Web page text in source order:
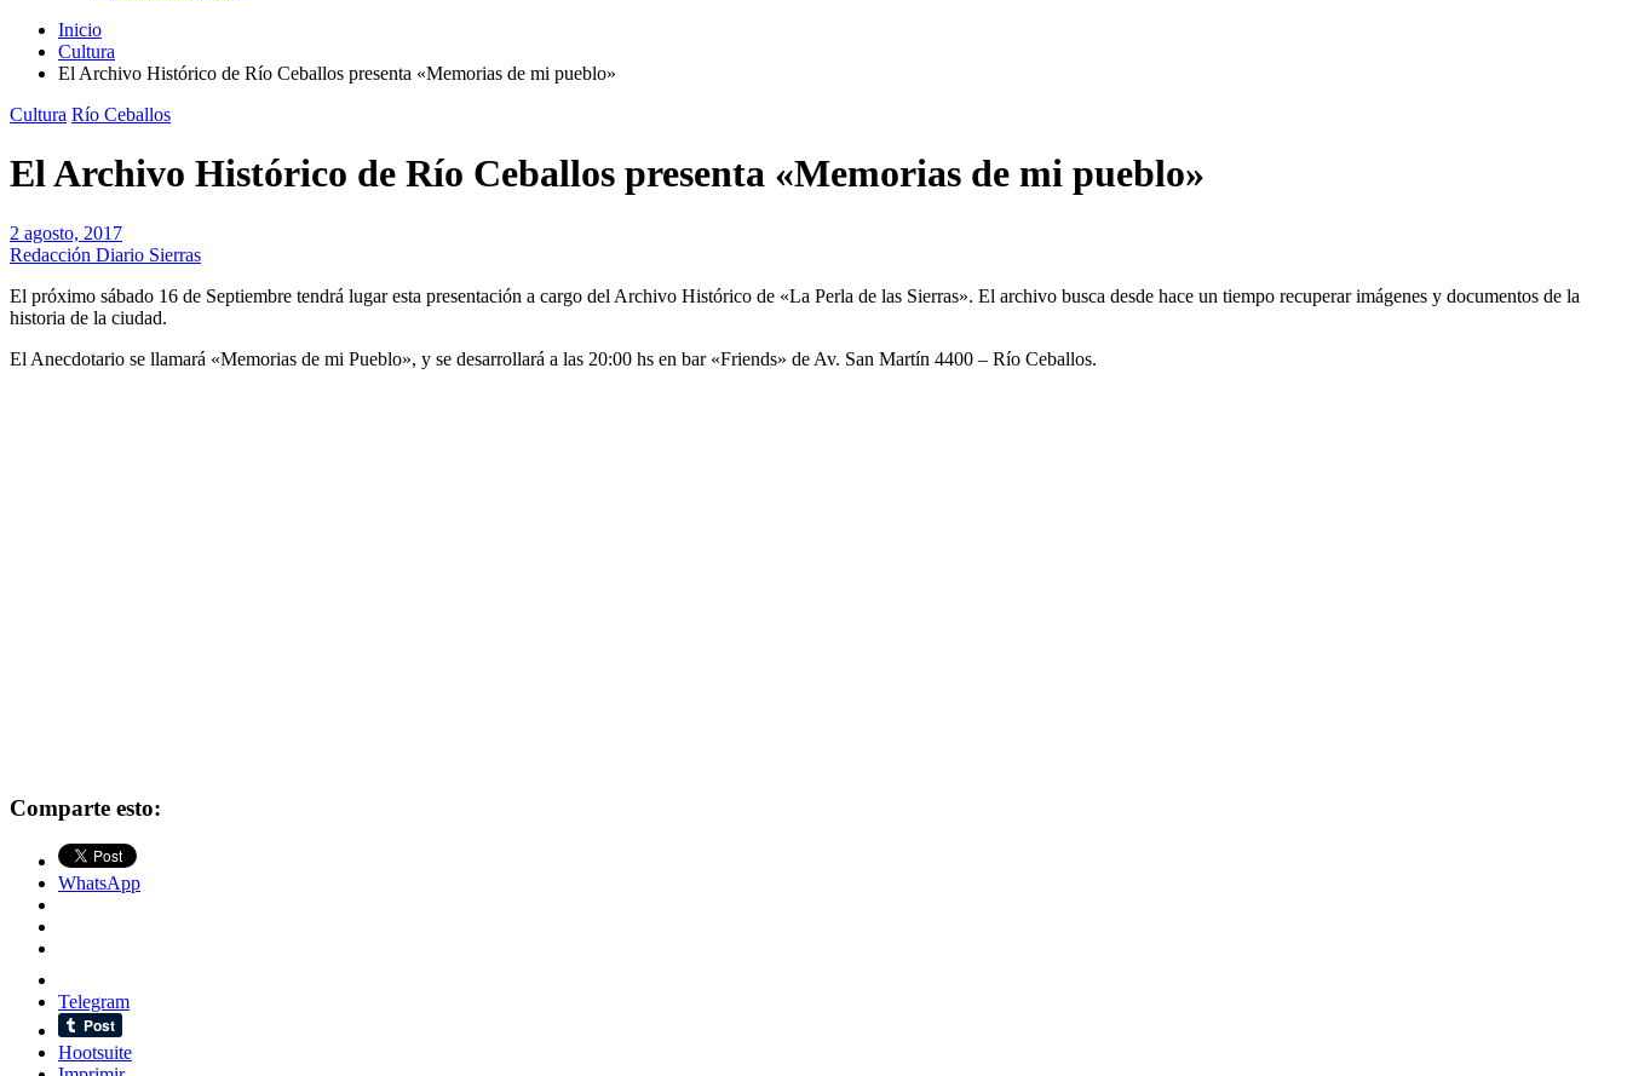
Inicio
Cultura
El Archivo Histórico de Río Ceballos presenta «Memorias de mi pueblo»
Cultura Río Ceballos
El Archivo Histórico de Río Ceballos presenta «Memorias de mi pueblo»
2 agosto, 2017
Redacción Diario Sierras
El próximo sábado 16 de Septiembre tendrá lugar esta presentación a cargo del Archivo Histórico de «La Perla de las Sierras». El archivo busca desde hace un tiempo recuperar imágenes y documentos de la
historia de la ciudad.
El Anecdotario se llamará «Memorias de mi Pueblo», y se desarrollará a las 20:00 hs en bar «Friends» de Av. San Martín 4400 – Río Ceballos.
Comparte esto:
WhatsApp
Telegram
Hootsuite